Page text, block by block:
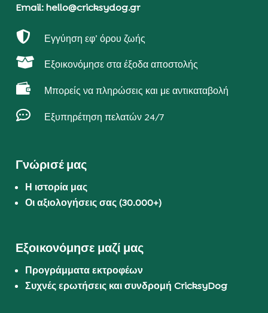
Email: hello@cricksydog.gr
 Εγγύηση εφ’ όρου ζωής
 Εξοικονόμησε στα έξοδα αποστολής
 Μπορείς να πληρώσεις και με αντικαταβολή
 Εξυπηρέτηση πελατών 24/7
Γνώρισέ μας
Η ιστορία μας
Οι αξιολογήσεις σας (30.000+)
Εξοικονόμησε μαζί μας
Προγράμματα εκτροφέων
Συχνές ερωτήσεις και συνδρομή CricksyDog